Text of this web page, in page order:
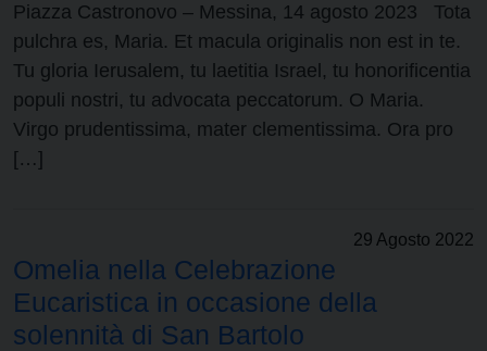
Piazza Castronovo – Messina, 14 agosto 2023 Tota
pulchra es, Maria. Et macula originalis non est in te.
Tu gloria Ierusalem, tu laetitia Israel, tu honorificentia
populi nostri, tu advocata peccatorum. O Maria.
Virgo prudentissima, mater clementissima. Ora pro
[…]
29 Agosto 2022
Omelia nella Celebrazione
Eucaristica in occasione della
solennità di San Bartolo